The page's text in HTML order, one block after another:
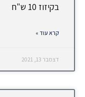
בקיזוז 10 ש"ח
קרא עוד »
דצמבר 13, 2021